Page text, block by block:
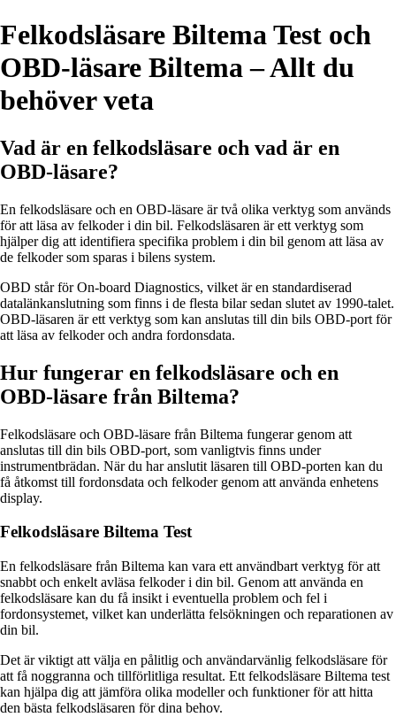
Felkodsläsare Biltema Test och
OBD-läsare Biltema – Allt du
behöver veta
Vad är en felkodsläsare och vad är en
OBD-läsare?
En felkodsläsare och en OBD-läsare är två olika verktyg som används
för att läsa av felkoder i din bil. Felkodsläsaren är ett verktyg som
hjälper dig att identifiera specifika problem i din bil genom att läsa av
de felkoder som sparas i bilens system.
OBD står för On-board Diagnostics, vilket är en standardiserad
datalänkanslutning som finns i de flesta bilar sedan slutet av 1990-talet.
OBD-läsaren är ett verktyg som kan anslutas till din bils OBD-port för
att läsa av felkoder och andra fordonsdata.
Hur fungerar en felkodsläsare och en
OBD-läsare från Biltema?
Felkodsläsare och OBD-läsare från Biltema fungerar genom att
anslutas till din bils OBD-port, som vanligtvis finns under
instrumentbrädan. När du har anslutit läsaren till OBD-porten kan du
få åtkomst till fordonsdata och felkoder genom att använda enhetens
display.
Felkodsläsare Biltema Test
En felkodsläsare från Biltema kan vara ett användbart verktyg för att
snabbt och enkelt avläsa felkoder i din bil. Genom att använda en
felkodsläsare kan du få insikt i eventuella problem och fel i
fordonsystemet, vilket kan underlätta felsökningen och reparationen av
din bil.
Det är viktigt att välja en pålitlig och användarvänlig felkodsläsare för
att få noggranna och tillförlitliga resultat. Ett felkodsläsare Biltema test
kan hjälpa dig att jämföra olika modeller och funktioner för att hitta
den bästa felkodsläsaren för dina behov.